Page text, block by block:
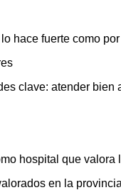
hace fuerte como
clave: atender bien
hospital que valora
en la